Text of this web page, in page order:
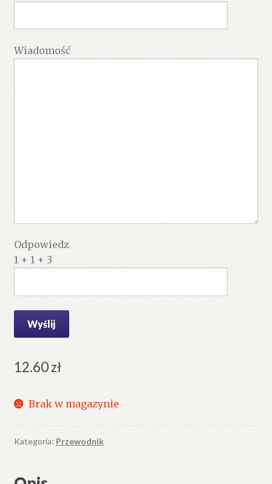
Wiadomość
Odpowiedz
1 + 1 + 3
12.60zł
Brak w magazynie
Kategoria: Przewodnik